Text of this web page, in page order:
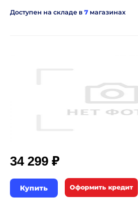
Доступен на складе в 7 магазинах
34 299 ₽
Купить Оформить кредит